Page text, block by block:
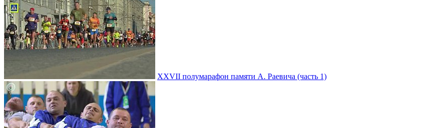
XXVII полумарафон памяти А. Раевича (часть 1)